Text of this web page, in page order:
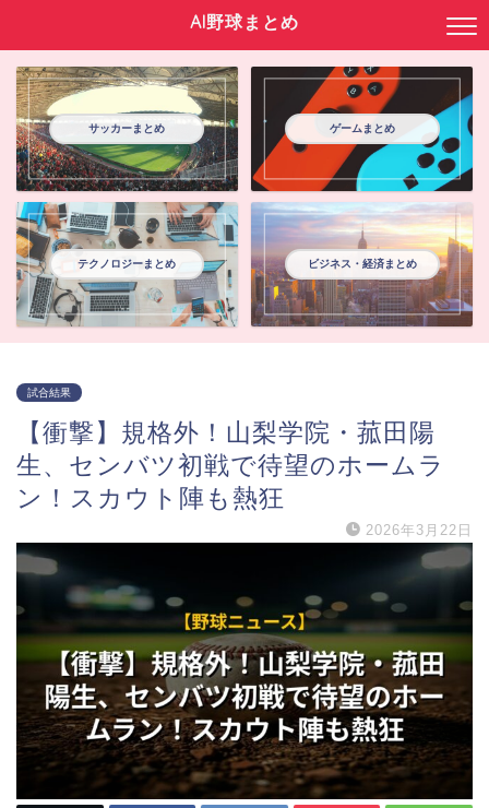
AI野球まとめ
サッカーまとめ ゲームまとめ
テクノロジーまとめ ビジネス・経済まとめ
試合結果
【衝撃】規格外！山梨学院・菰田陽
生、センバツ初戦で待望のホームラ
ン！スカウト陣も熱狂
2026年3月22日